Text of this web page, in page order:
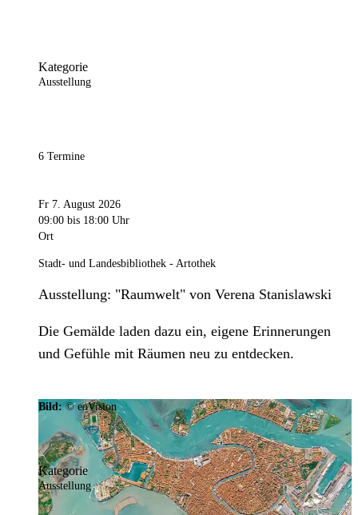
Kategorie
Ausstellung
6 Termine
Fr 7. August 2026
09:00 bis 18:00 Uhr
Ort
Stadt- und Landesbibliothek - Artothek
Ausstellung: "Raumwelt" von Verena Stanislawski
Die Gemälde laden dazu ein, eigene Erinnerungen
und Gefühle mit Räumen neu zu entdecken.
Bild:© eoVision
Kategorie
Ausstellung